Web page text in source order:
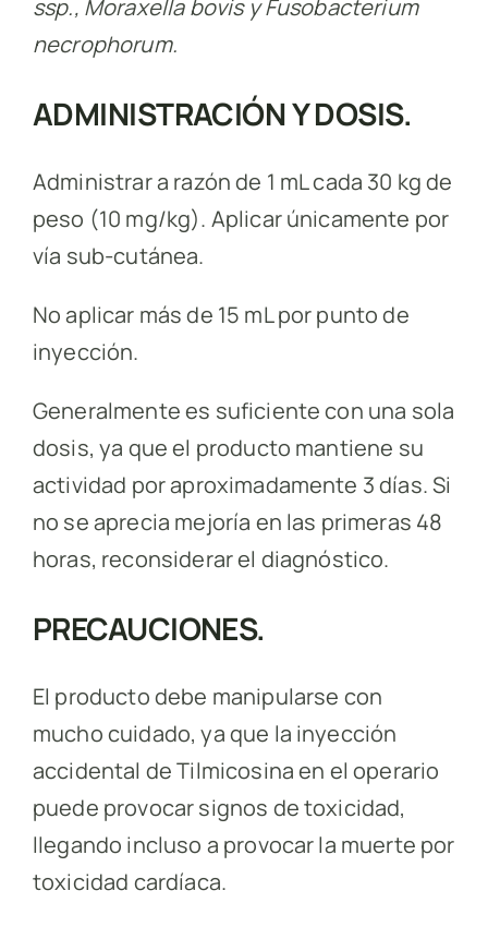
ssp., Moraxella bovis y Fusobacterium
necrophorum.
ADMINISTRACIÓN Y DOSIS.
Administrar a razón de 1 mL cada 30 kg de
peso (10 mg/kg). Aplicar únicamente por
vía sub-cutánea.
No aplicar más de 15 mL por punto de
inyección.
Generalmente es suficiente con una sola
dosis, ya que el producto mantiene su
actividad por aproximadamente 3 días. Si
no se aprecia mejoría en las primeras 48
horas, reconsiderar el diagnóstico.
PRECAUCIONES.
El producto debe manipularse con
mucho cuidado, ya que la inyección
accidental de Tilmicosina en el operario
puede provocar signos de toxicidad,
llegando incluso a provocar la muerte por
toxicidad cardíaca.